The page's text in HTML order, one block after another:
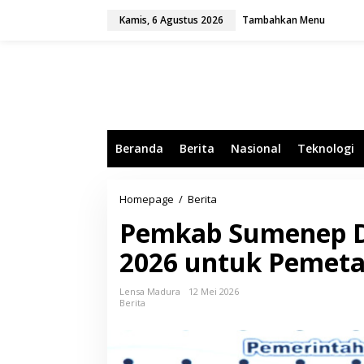
Kamis, 6 Agustus 2026 Tambahkan Menu
Beranda Berita Nasional Teknologi
Homepage / Berita
m
k
a
b
S
Pemkab Sumenep
2026 untuk
Lensa Madura
12 Mei 2026
Berita